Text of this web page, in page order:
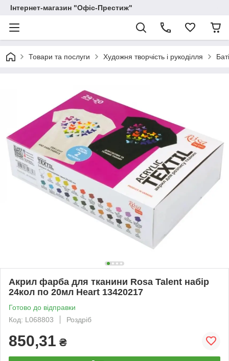
Інтернет-магазин "Офіс-Престиж"
Товари та послуги Художня творчість і рукоділля
Акрил фарба для тканини Rosa Talent набір
24кол по 20мл Heart 13420217
Готово до відправки
Код: L068803
Роздріб
850,31 ₴